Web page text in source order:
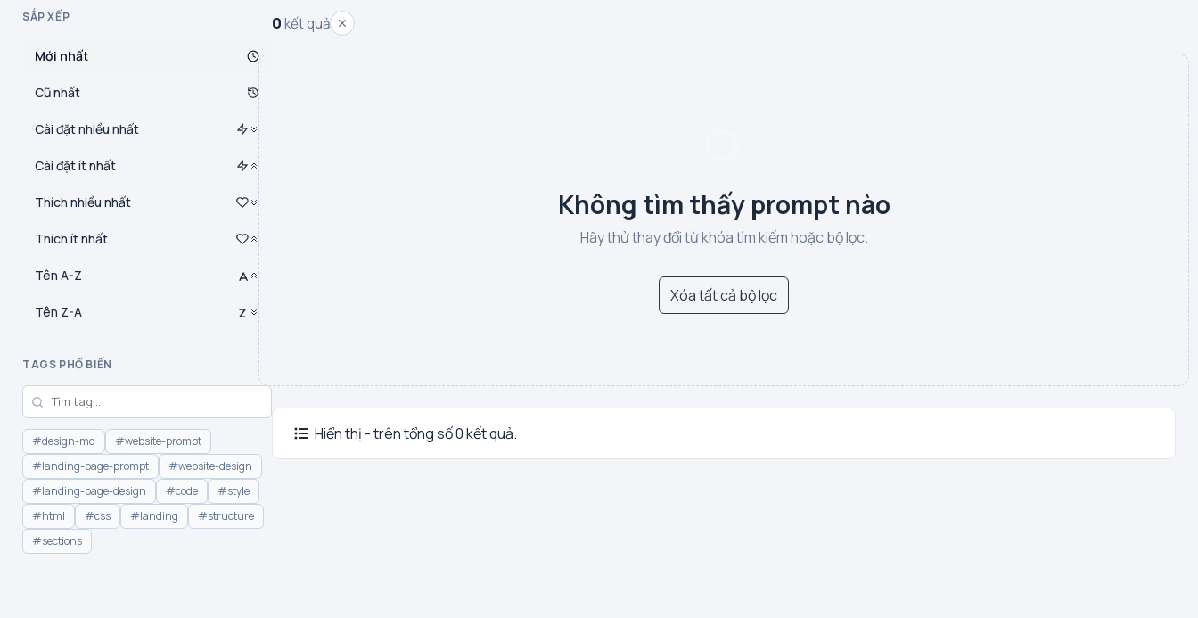
SẮP XẾP
Mới nhất
Cũ nhất
Cài đặt nhiều nhất
Cài đặt ít nhất
Thích nhiều nhất
Thích ít nhất
Tên A-Z
Tên Z-A
TAGS PHỔ BIẾN
#design-md
#website-prompt
#landing-page-prompt
#website-design
#landing-page-design
#code
#style
#html
#css #landing
#structure
#sections
0kết quả
Không tìm thấy prompt nào
Hãy thử thay đổi từ khóa tìm kiếm hoặc bộ lọc.
Xóa tất cả bộ lọc
Hiển thị - trên tổng số 0 kết quả.